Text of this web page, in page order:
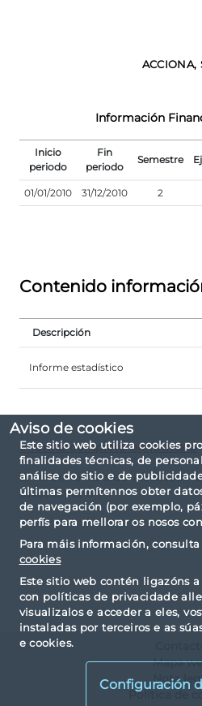
Aviso de cookies
Este sitio web utiliza cookies
finalidades técnicas, de
análise do sitio e de
últimas permítennos obter
de navegación (por exemplo,
perfís para mellorar os nosos
Para máis información, consulta
cookies
Este sitio web contén ligazóns
con políticas de privacidade
visualizalos e acceder a eles,
instaladas por terceiros e as
e cookies.
Configuración
ACCIONA,
Información
Inicio
periodo
Fin
periodo
Semestre
01/01/2010 31/12/2010 2
Contenido
Descripción
Informe estadístico
Informe completo en formato
El informe ha sido elaborado
taxonomía IPP.
Mapa
Nota
Política de